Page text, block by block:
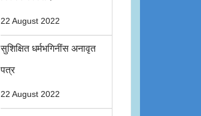
22 August 2022
सुशिक्षित धर्मभगिनींस अनावृत
पत्र
22 August 2022